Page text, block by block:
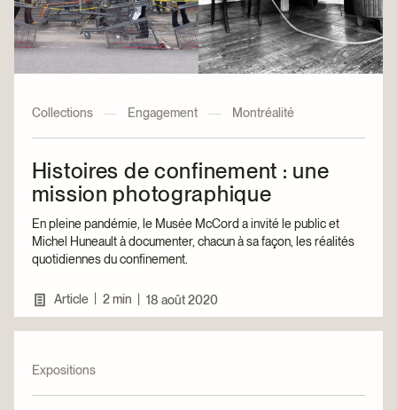
Collections — Engagement — Montréalité
Histoires de confinement : une
mission photographique
En pleine pandémie, le Musée McCord a invité le public et
Michel Huneault à documenter, chacun à sa façon, les réalités
quotidiennes du confinement.
Article 2 min 18 août 2020
Expositions